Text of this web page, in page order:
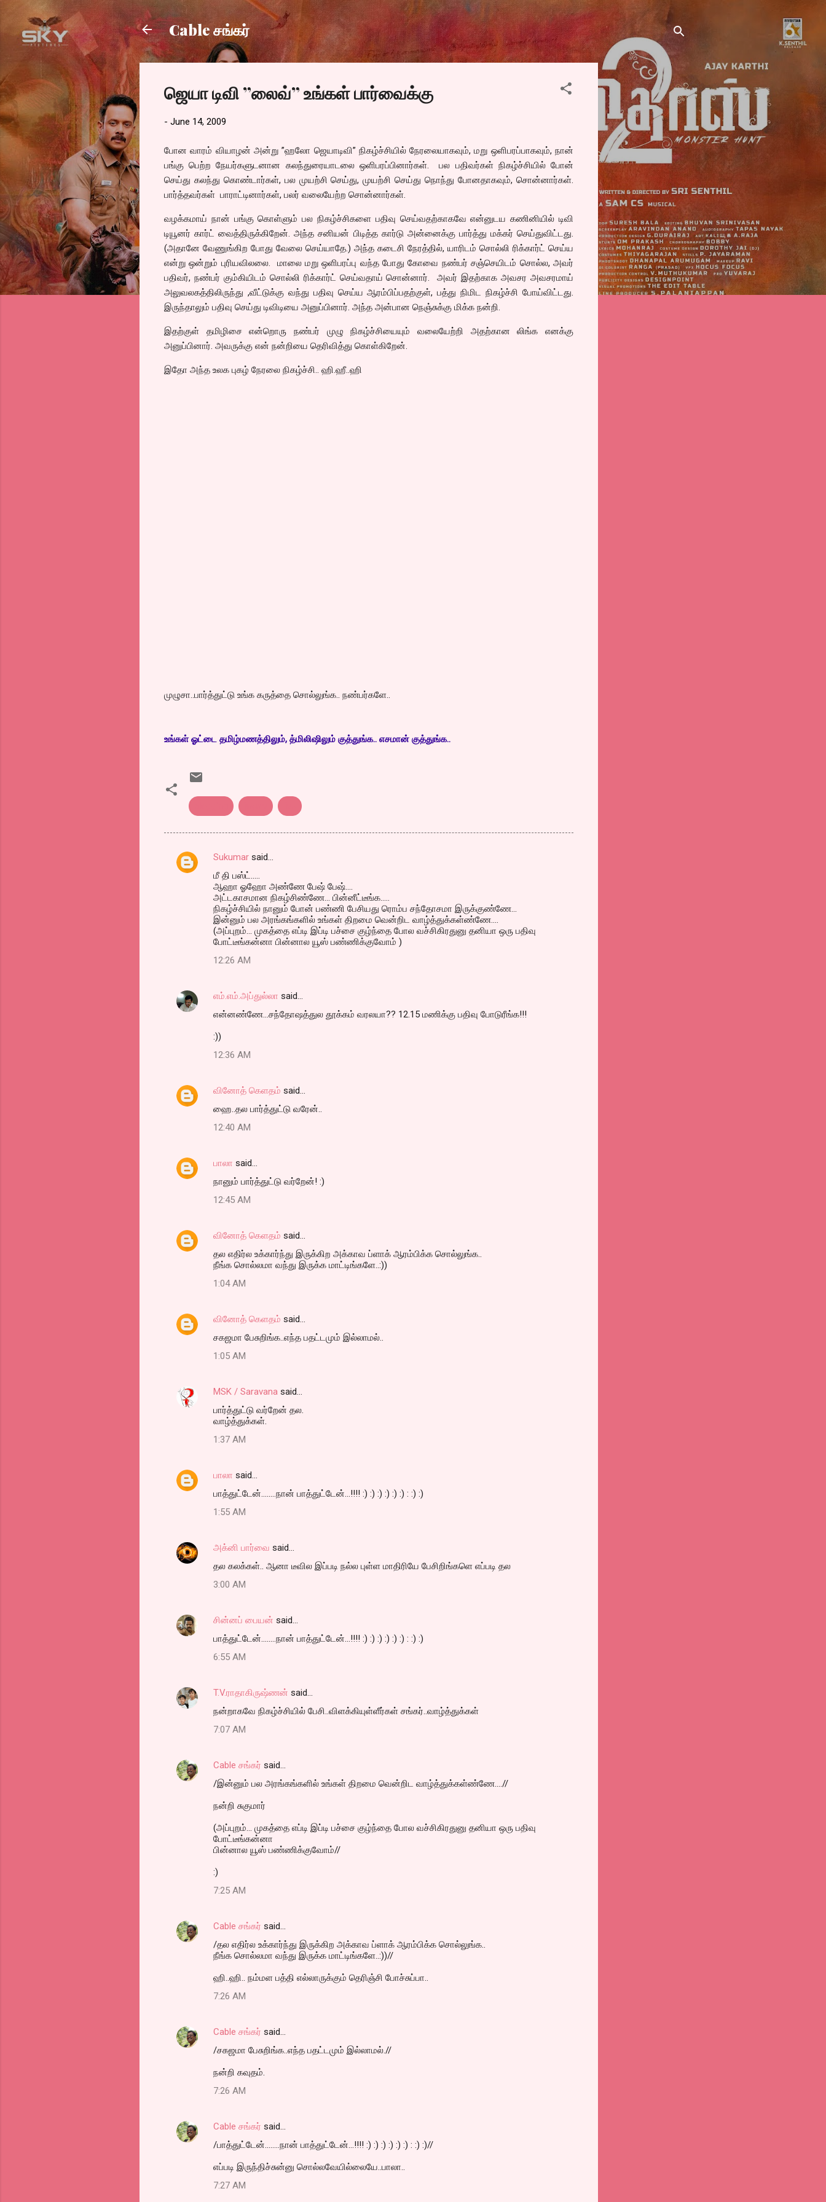
Skip to main content
Cable சங்கர்
ஜெயா டிவி ”லைவ்” உங்கள் பார்வைக்கு
- June 14, 2009
போன வாரம் வியாழன் அன்று ”ஹலோ ஜெயாடிவி” நிகழ்ச்சியில் நேரலையாகவும், மறு ஒளிபரப்பாகவும், நான்
பங்கு பெற்ற நேயர்களுடனான கலந்துரையாடலை ஒளிபரப்பினார்கள். பல பதிவர்கள் நிகழ்ச்சியில் போன்
செய்து கலந்து கொண்டார்கள், பல முயற்சி செய்து, முயற்சி செய்து நொந்து போனதாகவும், சொன்னார்கள்.
பார்த்தவர்கள் பாராட்டினார்கள், பலர் வலையேற்ற சொன்னார்கள்.
வழக்கமாய் நான் பங்கு கொள்ளும் பல நிகழ்ச்சிகளை பதிவு செய்வதற்காகவே என்னுடய கணினியில் டிவி
டியூனர் கார்ட் வைத்திருக்கிறேன். அந்த சனியன் பிடித்த கார்டு அன்னைக்கு பார்த்து மக்கர் செய்துவிட்டது.
(அதானே வேணுங்கிற போது வேலை செய்யாதே.) அந்த கடைசி நேரத்தில், யாரிடம் சொல்லி ரிக்கார்ட் செய்ய
என்று ஒன்றும் புரியவிலலை. மாலை மறு ஒளிபரப்பு வந்த போது கோவை நண்பர் சஞ்செயிடம் சொல்ல, அவர்
பதிவர், நண்பர் கும்கியிடம் சொல்லி ரிக்கார்ட் செய்வதாய் சொன்னார். அவர் இதற்காக அவசர அவசரமாய்
அலுவலகத்திலிருந்து ,வீட்டுக்கு வந்து பதிவு செய்ய ஆரம்பிப்பதற்குள், பத்து நிமிட நிகழ்ச்சி போய்விட்டது.
இருந்தாலும் பதிவு செய்து டிவிடியை அனுப்பினார். அந்த அன்பான நெஞ்சுக்கு மிக்க நன்றி.
இதற்குள் தமிழிசை என்றொரு நண்பர் முழு நிகழ்ச்சியையும் வலையேற்றி அதற்கான லிங்க எனக்கு
அனுப்பினார். அவருக்கு என் நன்றியை தெரிவித்து கொள்கிறேன்.
இதோ அந்த உலக புகழ் நேரலை நிகழ்ச்சி.. ஹி.ஹீ..ஹி
முழுசா..பார்த்துட்டு உங்க கருத்தை சொல்லுங்க.. நண்பர்களே..
உங்கள் ஓட்டை தமிழ்மணத்திலும், த்மிலிஷிலும் குத்துங்க.. எசமான் குத்துங்க..
C
Sukumar said…
மீ தி பஸ்ட்.....
ஆஹா ஓஹோ அண்ணே பேஷ் பேஷ்....
அட்டகாசமான நிகழ்சிண்ணே... பின்னீட்டீங்க.....
நிகழ்ச்சியில் நானும் போன் பண்ணி பேசியது ரொம்ப சந்தோசமா இருக்குண்ணே...
இன்னும் பல அரங்கங்களில் உங்கள் திறமை வென்றிட வாழ்த்துக்கள்ண்ணே....
(அப்புறம்... முகத்தை எப்டி இப்டி பச்சை குழ்ந்தை போல வச்சிகிரதுனு தனியா ஒரு பதிவு
போட்டீங்கன்னா பின்னால யூஸ் பண்ணிக்குவோம் )
12:26 AM
எம்.எம்.அப்துல்லா said…
என்னண்ணே...சந்தோஷத்துல தூக்கம் வரலயா?? 12.15 மணிக்கு பதிவு போடுரீங்க!!!
:))
12:36 AM
வினோத் கெளதம் said…
ஹை..தல பார்த்துட்டு வரேன்..
12:40 AM
பாலா said…
நானும் பார்த்துட்டு வர்றேன்! :)
12:45 AM
வினோத் கெளதம் said…
தல எதிர்ல உக்கார்ந்து இருக்கிற அக்காவ ப்ளாக் ஆரம்பிக்க சொல்லுங்க..
நீங்க சொல்லமா வந்து இருக்க மாட்டிங்களே..:))
1:04 AM
வினோத் கெளதம் said…
சகஜமா பேசுறிங்க..எந்த பதட்டமும் இல்லாமல்..
1:05 AM
MSK / Saravana said…
பார்த்துட்டு வர்றேன் தல.
வாழ்த்துக்கள்.
1:37 AM
பாலா said…
பாத்துட்டேன்........நான் பாத்துட்டேன்...!!!! :) :) :) :) :) :) : :) :)
1:55 AM
அக்னி பார்வை said…
தல கலக்கள்.. ஆனா டீவில இப்படி நல்ல புள்ள மாதிரியே பேசிறிங்களெ எப்படி தல
3:00 AM
சின்னப் பையன் said…
பாத்துட்டேன்........நான் பாத்துட்டேன்...!!!! :) :) :) :) :) :) : :) :)
6:55 AM
T.V.ராதாகிருஷ்ணன் said…
நன்றாகவே நிகழ்ச்சியில் பேசி..விளக்கியுள்ளீர்கள் சங்கர்..வாழ்த்துக்கள்
7:07 AM
Cable சங்கர் said…
/இன்னும் பல அரங்கங்களில் உங்கள் திறமை வென்றிட வாழ்த்துக்கள்ண்ணே....//
நன்றி சுகுமார்
(அப்புறம்... முகத்தை எப்டி இப்டி பச்சை குழ்ந்தை போல வச்சிகிரதுனு தனியா ஒரு பதிவு
போட்டீங்கன்னா
பின்னால யூஸ் பண்ணிக்குவோம்//
:)
7:25 AM
Cable சங்கர் said…
/தல எதிர்ல உக்கார்ந்து இருக்கிற அக்காவ ப்ளாக் ஆரம்பிக்க சொல்லுங்க..
நீங்க சொல்லமா வந்து இருக்க மாட்டிங்களே..:))//
ஹி..ஹி.. நம்மள பத்தி எல்லாருக்கும் தெரிஞ்சி போச்சுப்பா..
7:26 AM
Cable சங்கர் said…
/சகஜமா பேசுறிங்க..எந்த பதட்டமும் இல்லாமல்.//
நன்றி கவுதம்.
7:26 AM
Cable சங்கர் said…
/பாத்துட்டேன்........நான் பாத்துட்டேன்...!!!! :) :) :) :) :) :) : :) :)//
எப்படி இருந்திச்சுன்னு சொல்லவேயில்லையே..பாலா..
7:27 AM